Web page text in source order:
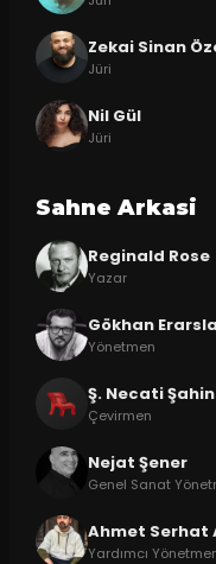
Zekai Sinan
Jüri
Nil Gül
Jüri
Sahne Arkasi
Reginald Rose
Yazar
Gökhan
Yönetmen
Ş. Necati Şahin
Çevirmen
Nejat Şener
Genel Sanat
Ahmet Serhat
Yardımcı